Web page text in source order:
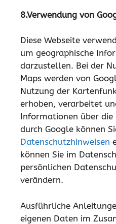
8.Verwendung von
Diese Webseite
um geographische
darzustellen. Bei der
Maps werden von
Nutzung der
erhoben, verarbeitet
Informationen über die
durch Google können
Datenschutzhinweisen
können Sie im
persönlichen
verändern.
Ausführliche
eigenen Daten im